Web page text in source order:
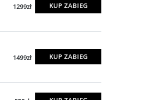
1299zł KUP ZABIEG
1499zł KUP ZABIEG